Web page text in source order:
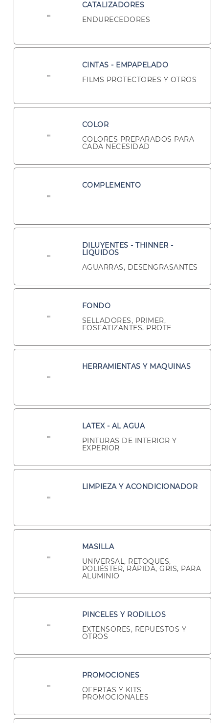
CATALIZADORES
ENDURECEDORES
CINTAS - EMPAPELADO
FILMS PROTECTORES Y OTROS
COLOR
COLORES PREPARADOS PARA
CADA NECESIDAD
COMPLEMENTO
DILUYENTES - THINNER -
LIQUIDOS
AGUARRAS, DESENGRASANTES
FONDO
SELLADORES, PRIMER,
FOSFATIZANTES, PROTE
HERRAMIENTAS Y MAQUINAS
LATEX - AL AGUA
PINTURAS DE INTERIOR Y
EXPERIOR
LIMPIEZA Y ACONDICIONADOR
MASILLA
UNIVERSAL, RETOQUES,
POLIÉSTER, RÁPIDA, GRIS, PARA
ALUMINIO
PINCELES Y RODILLOS
EXTENSORES, REPUESTOS Y
OTROS
PROMOCIONES
OFERTAS Y KITS
PROMOCIONALES